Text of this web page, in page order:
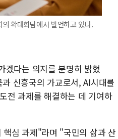
확대회담에서 발언하고 있다.
겠다는 의지를 분명히 밝혔
신흥국의 가교로서, AI시대를
전 과제를 해결하는 데 기여하
핵심 과제"라며 "국민의 삶과 산